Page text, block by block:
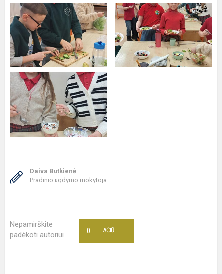
Daiva Butkienė
Pradinio ugdymo mokytoja
Nepamirškite
padėkoti autoriui
AČIŪ
0